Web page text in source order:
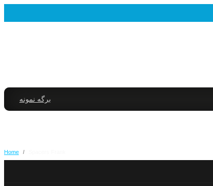
برگه نمونه
Home /